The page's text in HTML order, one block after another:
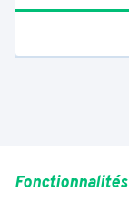
Fonctionnalités